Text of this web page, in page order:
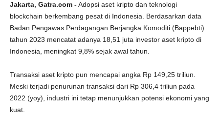
Jakarta, Gatra.com -Adopsi aset kripto dan teknologi
blockchain berkembang pesat di Indonesia. Berdasarkan data
Badan Pengawas Perdagangan Berjangka Komoditi (Bappebti)
tahun 2023 mencatat adanya 18,51 juta investor aset kripto di
Indonesia, meningkat 9,8% sejak awal tahun.
Transaksi aset kripto pun mencapai angka Rp 149,25 triliun.
Meski terjadi penurunan transaksi dari Rp 306,4 triliun pada
2022 (yoy), industri ini tetap menunjukkan potensi ekonomi yang
kuat.